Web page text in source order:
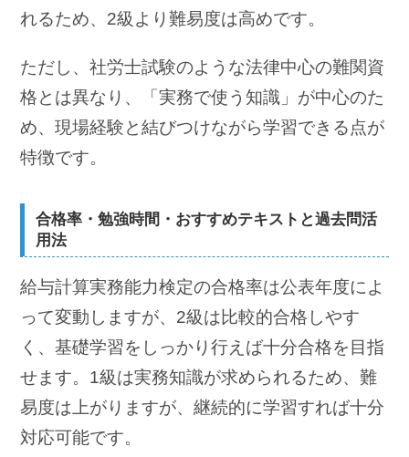
れるため、2級より難易度は高めです。
ただし、社労士試験のような法律中心の難関資
格とは異なり、「実務で使う知識」が中心のた
め、現場経験と結びつけながら学習できる点が
特徴です。
合格率・勉強時間・おすすめテキストと過去問活
用法
給与計算実務能力検定の合格率は公表年度によ
って変動しますが、2級は比較的合格しやす
く、基礎学習をしっかり行えば十分合格を目指
せます。1級は実務知識が求められるため、難
易度は上がりますが、継続的に学習すれば十分
対応可能です。